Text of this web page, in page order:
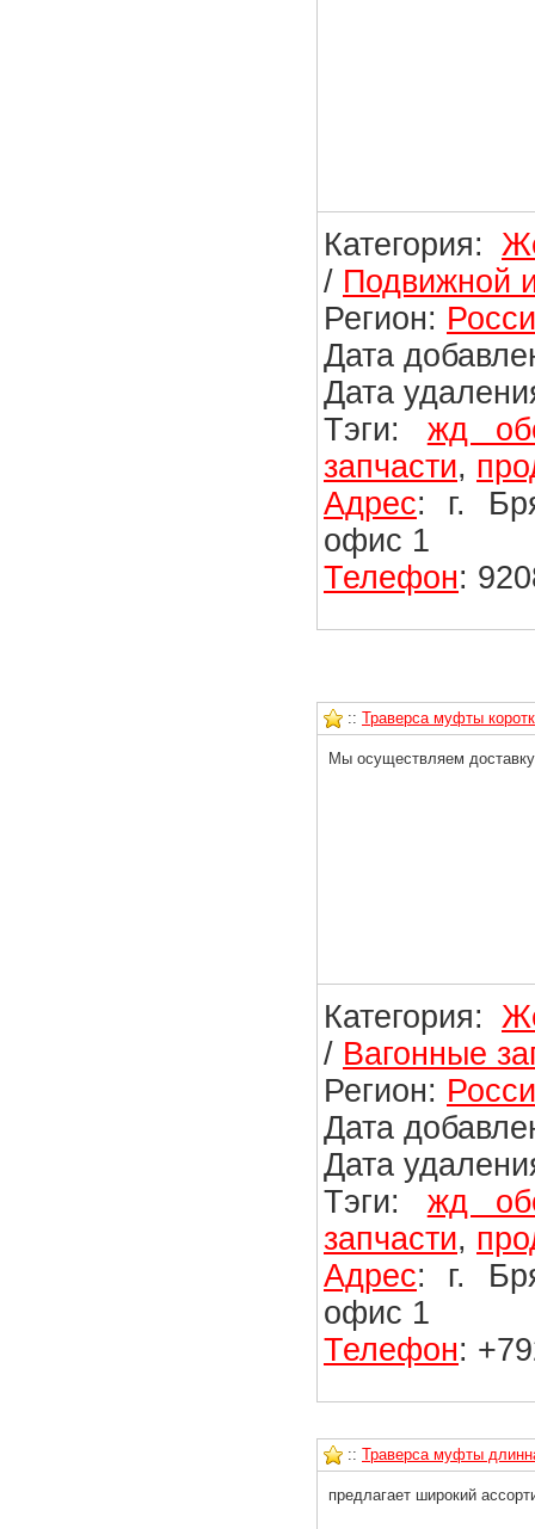
Категория:
/ Подвижной
Регион:
Дата
Дата
Тэги: жд
запчасти,
Адрес: г.
офис 1
Телефон:
:: Траверса муфты
Мы осуществляем
Категория:
/ Вагонные
Регион:
Дата
Дата
Тэги: жд
запчасти,
Адрес: г.
офис 1
Телефон:
:: Траверса муфты
предлагает широкий